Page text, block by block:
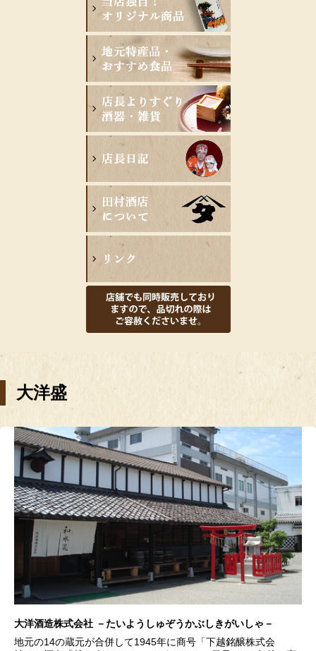
大洋盛
大洋酒造株式会社 －たいようしゅぞうかぶしきがいしゃ－
地元の14の蔵元が合併して1945年に商号「下越銘醸株式会